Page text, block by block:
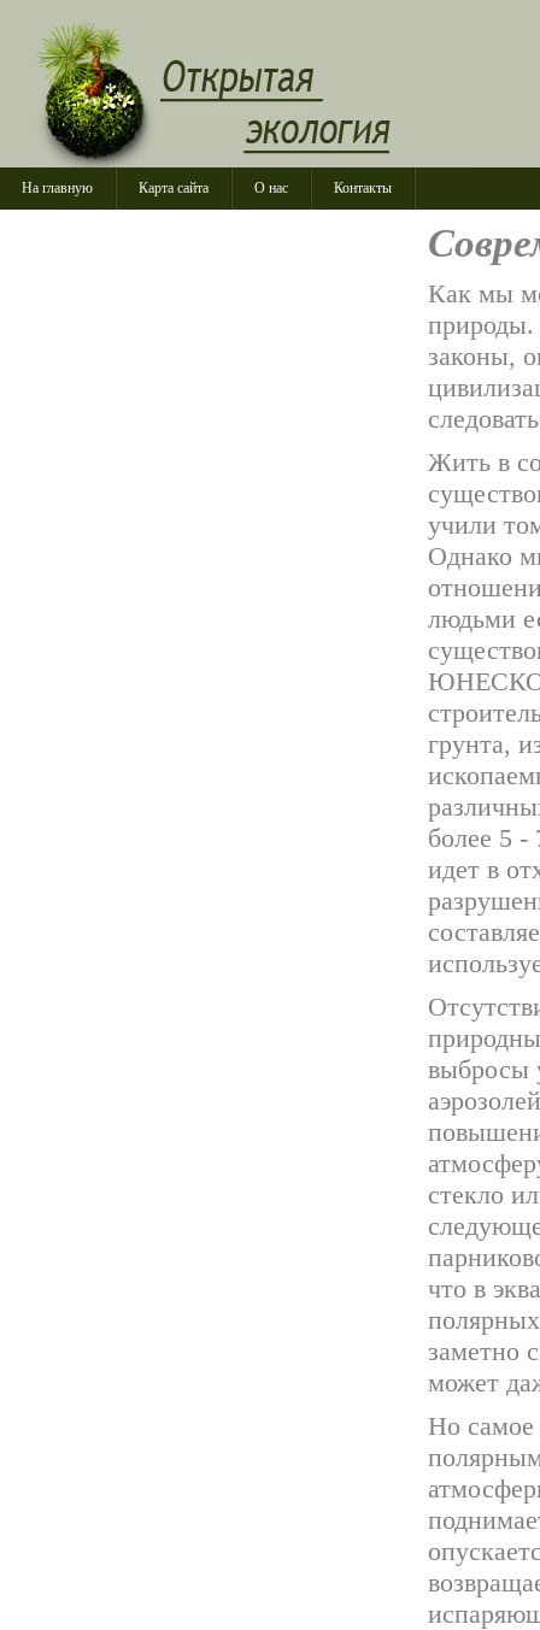
На главную Карта сайта О нас Контакты
Как мы
природы.
законы,
Жить в
учили
Однако
людьми
ЮНЕСКО.
грунта,
более 5 -
идет в
выбросы
стекло
что в
заметно
может
Но самое